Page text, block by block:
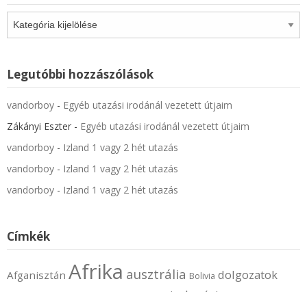
Legutóbbi hozzászólások
vandorboy - Egyéb utazási irodánál vezetett útjaim
Zákányi Eszter - Egyéb utazási irodánál vezetett útjaim
vandorboy - Izland 1 vagy 2 hét utazás
vandorboy - Izland 1 vagy 2 hét utazás
vandorboy - Izland 1 vagy 2 hét utazás
Címkék
Afganisztán Afrika ausztrália Bolivia dolgozatok